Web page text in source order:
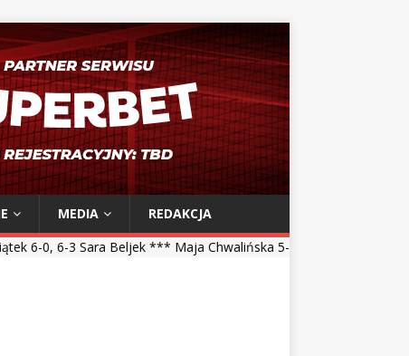
MEDIA
REDAKCJA
*** Maja Chwalińska 5-7, 1-6 Talia Gibson *** Magdalena